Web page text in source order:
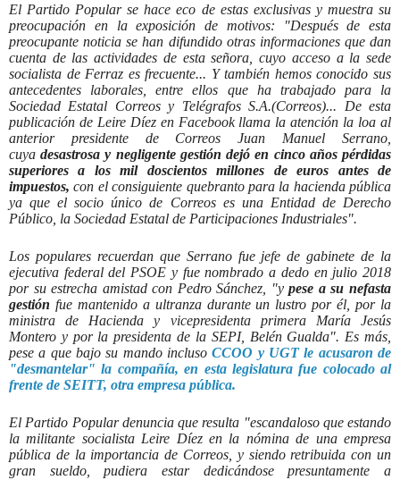
El Partido Popular se hace eco de estas exclusivas y muestra su
preocupación en la exposición de motivos: "Después de esta
preocupante noticia se han difundido otras informaciones que dan
cuenta de las actividades de esta señora, cuyo acceso a la sede
socialista de Ferraz es frecuente... Y también hemos conocido sus
antecedentes laborales, entre ellos que ha trabajado para la
Sociedad Estatal Correos y Telégrafos S.A.(Correos)... De esta
publicación de Leire Díez en Facebook llama la atención la loa al
anterior presidente de Correos Juan Manuel Serrano,
cuyadesastrosa y negligente gestión dejó en cinco años pérdidas
superiores a los mil doscientos millones de euros antes de
impuestos,con el consiguiente quebranto para la hacienda pública
ya que el socio único de Correos es una Entidad de Derecho
Público, la Sociedad Estatal de Participaciones Industriales".
Los populares recuerdan que Serrano fue jefe de gabinete de la
ejecutiva federal del PSOE y fue nombrado a dedo en julio 2018
por su estrecha amistad con Pedro Sánchez, "ypese a su nefasta
gestión fue mantenido a ultranza durante un lustro por él, por la
ministra de Hacienda y vicepresidenta primera María Jesús
Montero y por la presidenta de la SEPI, Belén Gualda". Es más,
pese a que bajo su mando inclusoCCOO y UGT le acusaron de
"desmantelar" la compañía, en esta legislatura fue colocado al
frente de SEITT, otra empresa pública.
El Partido Popular denuncia que resulta "escandaloso que estando
la militante socialista Leire Díez en la nómina de una empresa
pública de la importancia de Correos, y siendo retribuida con un
gran sueldo, pudiera estar dedicándose presuntamente a